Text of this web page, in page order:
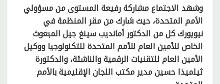
وشهد الاجتماع مشاركة رفيعة المستوى من مسؤولي
الأمم المتحدة، حيث شارك من مقر المنظمة في
نيويورك كل من الدكتور أمانديب سينغ جيل المبعوث
الخاص للأمين العام للأمم المتحدة للتكنولوجيا ووكيل
الأمين العام للتقنيات الرقمية والناشئة، والدكتورة
ثيلميذا حسين مدير مكتب اللجان الإقليمية بالأمم